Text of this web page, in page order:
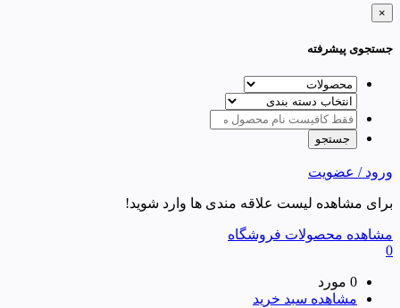
×
جستجوی پیشرفته
ورود / عضویت
برای مشاهده لیست علاقه مندی ها وارد شوید!
مشاهده محصولات فروشگاه
0
0 مورد
مشاهده سبد خرید